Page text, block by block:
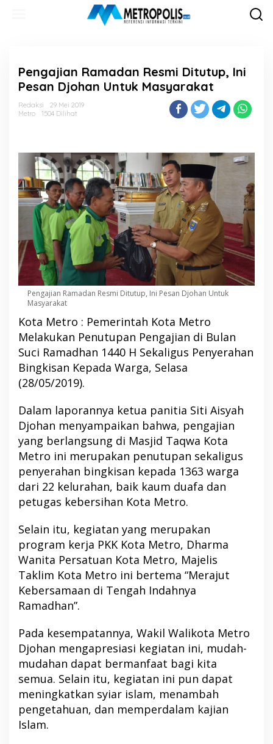
Pengajian Ramadan Resmi Ditutup, Ini
Pesan Djohan Untuk Masyarakat
Redaksi
29 Mei 2019
Metro
1504 Dilihat
Pengajian Ramadan Resmi Ditutup, Ini Pesan Djohan Untuk
Masyarakat
Kota Metro : Pemerintah Kota Metro
Melakukan Penutupan Pengajian di Bulan
Suci Ramadhan 1440 H Sekaligus Penyerahan
Bingkisan Kepada Warga, Selasa
(28/05/2019).
Dalam laporannya ketua panitia Siti Aisyah
Djohan menyampaikan bahwa, pengajian
yang berlangsung di Masjid Taqwa Kota
Metro ini merupakan penutupan sekaligus
penyerahan bingkisan kepada 1363 warga
dari 22 kelurahan, baik kaum duafa dan
petugas kebersihan Kota Metro.
Selain itu, kegiatan yang merupakan
program kerja PKK Kota Metro, Dharma
Wanita Persatuan Kota Metro, Majelis
Taklim Kota Metro ini bertema “Merajut
Kebersamaan di Tengah Indahnya
Ramadhan”.
Pada kesempatannya, Wakil Walikota Metro
Djohan mengapresiasi kegiatan ini, mudah-
mudahan dapat bermanfaat bagi kita
semua. Selain itu, kegiatan ini pun dapat
meningkatkan syiar islam, menambah
pengetahuan, dan memperdalam kajian
Islam.